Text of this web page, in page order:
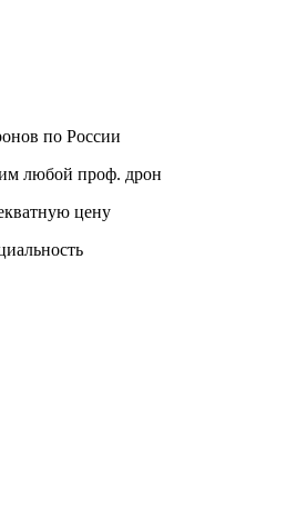
по России
любой проф. дрон
цену